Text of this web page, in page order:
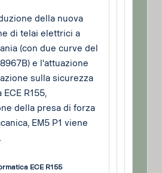
della nuova
di telai elettrici a
(con due curve del
e l'attuazione
sulla sicurezza
R155,
della presa di forza
EM5 P1 viene
ECE R155